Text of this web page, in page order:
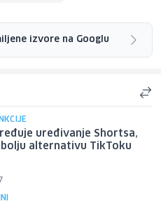
izvore na Googlu
uređivanje Shortsa,
alternativu TikToku